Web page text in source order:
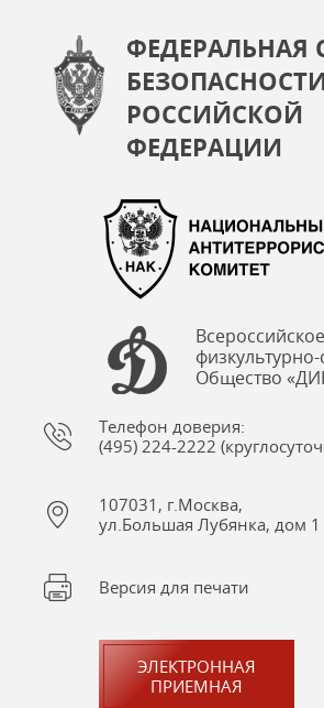
ФЕДЕРАЛЬНАЯ
БЕЗОПАСНОСТИ
РОССИЙСКОЙ
ФЕДЕРАЦИИ
Всероссийское
Общество
Телефон доверия:
(495) 224-2222
107031, г.Москва,
ул.Большая Лубянка, дом 1
Версия для печати
ЭЛЕКТРОННАЯ
ПРИЕМНАЯ